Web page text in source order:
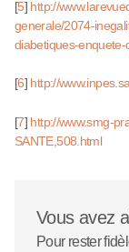
[5] http://
generale/2074-
diabetiques-
[6] http://
[7] http://www.smg-
SANTE,508.html
Vous avez
Pour rester